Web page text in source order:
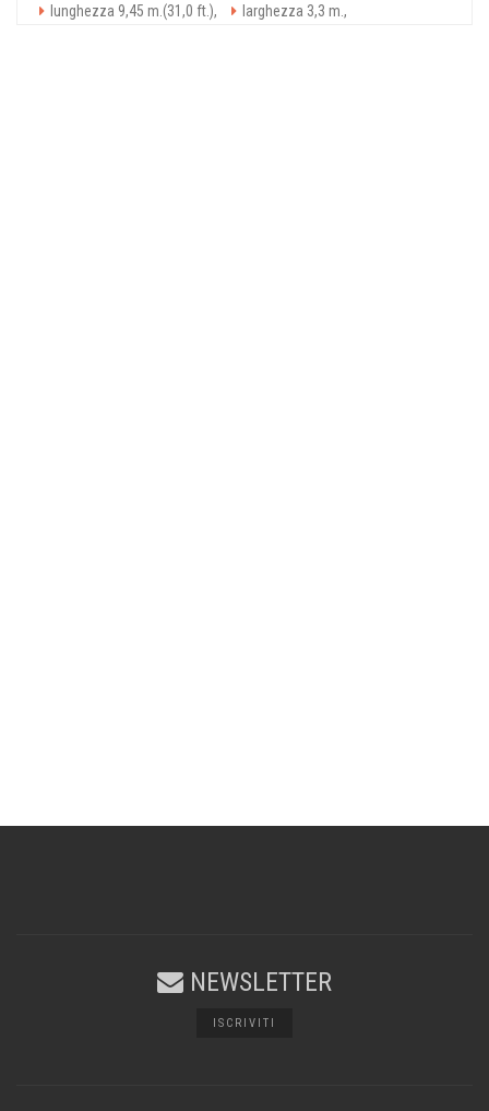
lunghezza 9,45 m.(31,0 ft.), larghezza 3,3 m.,
NEWSLETTER
ISCRIVITI